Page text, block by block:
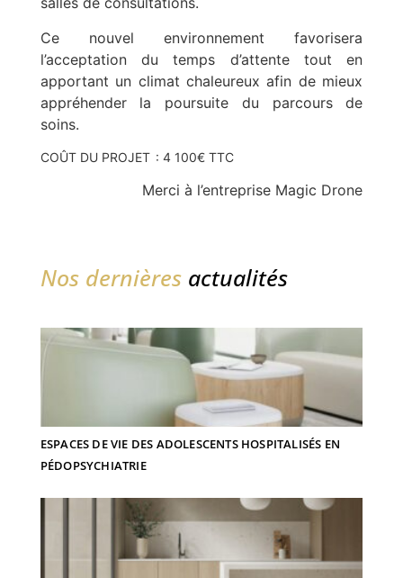
Ce nouvel environnement favorisera
l’acceptation du temps d’attente tout en
apportant un climat chaleureux afin de mieux
appréhender la poursuite du parcours de
soins.
COÛT DU PROJET : 4 100€ TTC
Merci à l’entreprise Magic Drone
Nos dernières actualités
ESPACES DE VIE DES ADOLESCENTS HOSPITALISÉS EN
PÉDOPSYCHIATRIE